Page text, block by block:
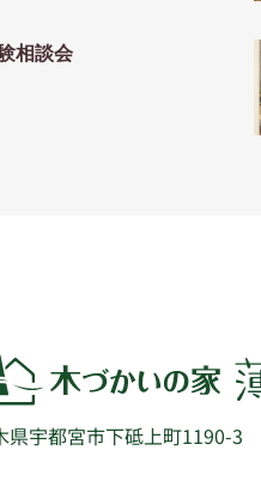
相談会
県宇都宮市下砥上町1190-3